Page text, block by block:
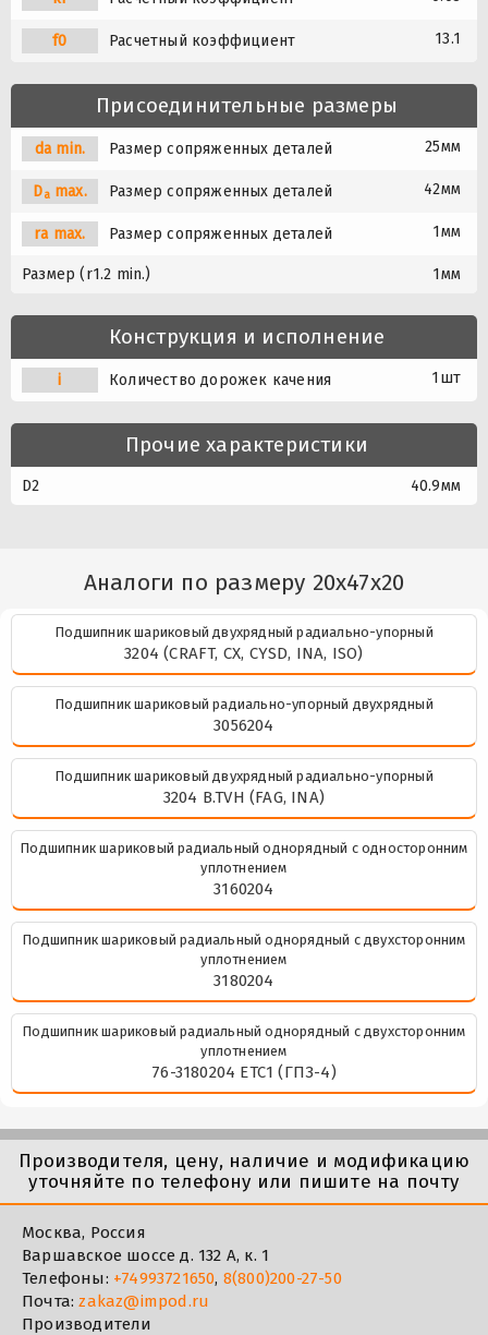
f0 Расчетный коэффициент 13.1
Присоединительные размеры
da min. Размер сопряженных деталей 25мм
Damax. Размер сопряженных деталей 42мм
ra max. Размер сопряженных деталей 1мм
Размер (r1.2 min.) 1мм
Конструкция и исполнение
i Количество дорожек качения 1шт
Прочие характеристики
D2 40.9мм
Аналоги по размеру 20x47x20
Подшипник шариковый двухрядный радиально-упорный
3204 (CRAFT, CX, CYSD, INA, ISO)
Подшипник шариковый радиально-упорный двухрядный
3056204
Подшипник шариковый двухрядный радиально-упорный
3204 B.TVH (FAG, INA)
Подшипник шариковый радиальный однорядный с односторонним
уплотнением
3160204
Подшипник шариковый радиальный однорядный с двухсторонним
уплотнением
3180204
Подшипник шариковый радиальный однорядный с двухсторонним
уплотнением
76-3180204 ЕТС1 (ГПЗ-4)
Производителя, цену, наличие и модификацию
уточняйте по телефону или пишите на почту
Москва, Россия
Варшавское шоссе д. 132 А, к. 1
Телефоны: +74993721650, 8(800)200-27-50
Почта:zakaz@impod.ru
Производители